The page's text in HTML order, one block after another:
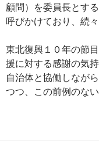
顧問）を委員長とす
呼びかけており、続
東北復興１０年の節
援に対する感謝の気
自治体と協働しなが
つつ、この前例のな